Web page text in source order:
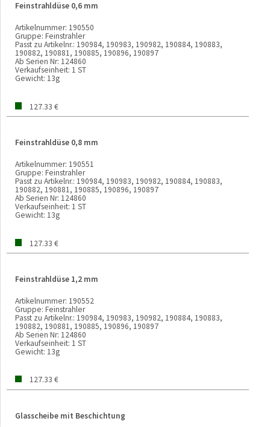
Feinstrahldüse 0,6 mm
Artikelnummer: 190550
Gruppe: Feinstrahler
Passt zu Artikelnr.: 190984, 190983, 190982, 190884, 190883,
190882, 190881, 190885, 190896, 190897
Ab Serien Nr: 124860
Verkaufseinheit: 1 ST
Gewicht: 13g
127.33 €
Feinstrahldüse 0,8 mm
Artikelnummer: 190551
Gruppe: Feinstrahler
Passt zu Artikelnr.: 190984, 190983, 190982, 190884, 190883,
190882, 190881, 190885, 190896, 190897
Ab Serien Nr: 124860
Verkaufseinheit: 1 ST
Gewicht: 13g
127.33 €
Feinstrahldüse 1,2 mm
Artikelnummer: 190552
Gruppe: Feinstrahler
Passt zu Artikelnr.: 190984, 190983, 190982, 190884, 190883,
190882, 190881, 190885, 190896, 190897
Ab Serien Nr: 124860
Verkaufseinheit: 1 ST
Gewicht: 13g
127.33 €
Glasscheibe mit Beschichtung